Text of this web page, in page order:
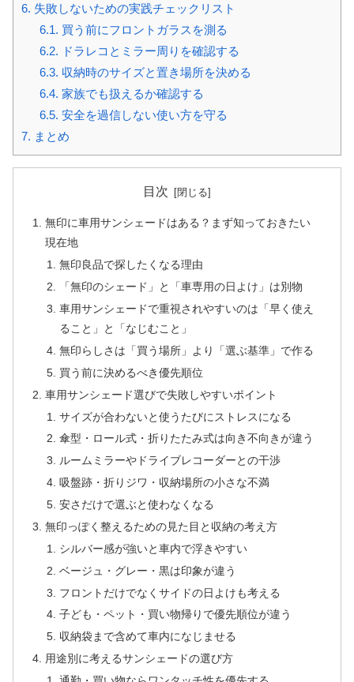
6. 失敗しないための実践チェックリスト
6.1. 買う前にフロントガラスを測る
6.2. ドラレコとミラー周りを確認する
6.3. 収納時のサイズと置き場所を決める
6.4. 家族でも扱えるか確認する
6.5. 安全を過信しない使い方を守る
7. まとめ
目次
無印に車用サンシェードはある？まず知っておきたい
現在地
無印良品で探したくなる理由
「無印のシェード」と「車専用の日よけ」は別物
車用サンシェードで重視されやすいのは「早く使え
ること」と「なじむこと」
無印らしさは「買う場所」より「選ぶ基準」で作る
買う前に決めるべき優先順位
車用サンシェード選びで失敗しやすいポイント
サイズが合わないと使うたびにストレスになる
傘型・ロール式・折りたたみ式は向き不向きが違う
ルームミラーやドライブレコーダーとの干渉
吸盤跡・折りジワ・収納場所の小さな不満
安さだけで選ぶと使わなくなる
無印っぽく整えるための見た目と収納の考え方
シルバー感が強いと車内で浮きやすい
ベージュ・グレー・黒は印象が違う
フロントだけでなくサイドの日よけも考える
子ども・ペット・買い物帰りで優先順位が違う
収納袋まで含めて車内になじませる
用途別に考えるサンシェードの選び方